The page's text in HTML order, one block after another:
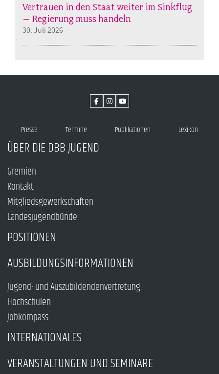
Vertrauen in den Staat weiter im Sinkflug
– Regierung muss handeln
30. Juli 2026
Presse Termine Publikationen Lexikon
ÜBER DIE DBB JUGEND
Gremien
Kontakt
Mitgliedsgewerkschaften
Landesjugendbünde
POSITIONEN
AUSBILDUNGSINFORMATIONEN
Jugend- und Auszubildendenvertretung
Hochschulen
Jobkompass
INTERNATIONALES
VERANSTALTUNGEN UND SEMINARE